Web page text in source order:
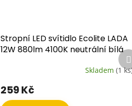
Stropní LED svítidlo Ecolite LADA
12W 880lm 4100K neutrální bílá
Skladem (1
259 Kč